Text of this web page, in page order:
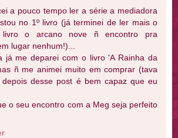
a pouco tempo ler a série a mediadora
no 1º livro (já terminei de ler mais o
livro o arcano nove ñ encontro pra
lugar nenhum!)...
já me deparei com o livro 'A Rainha da
ñ me animei muito em comprar (tava
depois desse post é bem capaz que eu
o seu encontro com a Meg seja perfeito